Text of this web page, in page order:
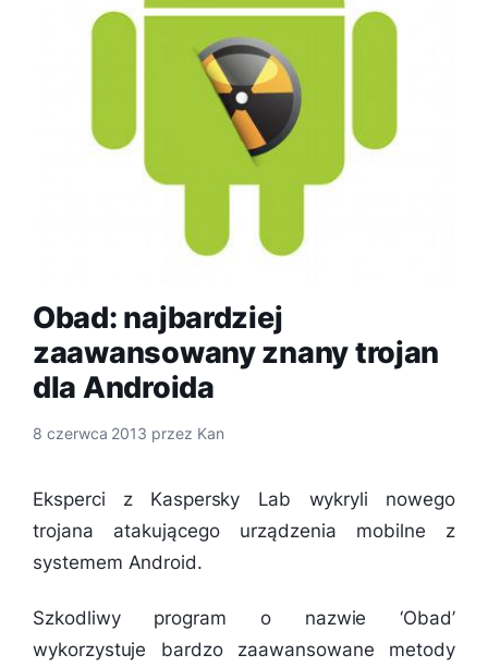
Obad: najbardziej
zaawansowany znany trojan
dla Androida
8 czerwca 2013 przez Kan
Eksperci z Kaspersky Lab wykryli nowego
trojana atakującego urządzenia mobilne z
systemem Android.
Szkodliwy program o nazwie ‘Obad’
wykorzystuje bardzo zaawansowane metody